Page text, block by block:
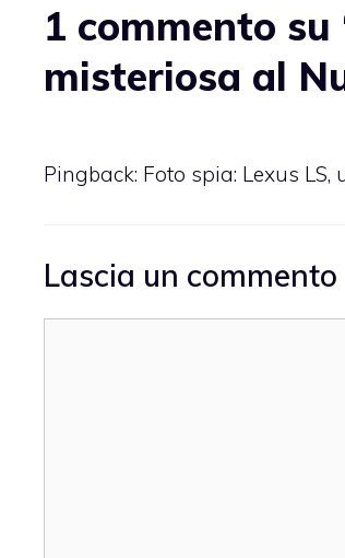
1 commento su
misteriosa al
Pingback: Foto spia: Lexus
Lascia un commento